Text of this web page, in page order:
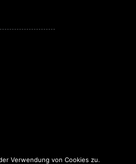
Verwendung von Cookies zu.